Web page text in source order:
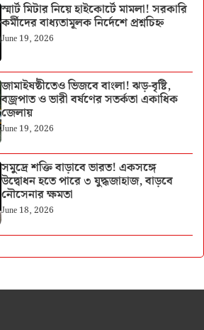
স্মার্ট মিটার নিয়ে হাইকোর্টে মামলা! সরকারি
কর্মীদের বাধ্যতামূলক নির্দেশে প্রশ্নচিহ্ন
June 19, 2026
জামাইষষ্ঠীতেও ভিজবে বাংলা! ঝড়-বৃষ্টি,
বজ্রপাত ও ভারী বর্ষণের সতর্কতা একাধিক
জেলায়
June 19, 2026
সমুদ্রে শক্তি বাড়াবে ভারত! একসঙ্গে
উদ্বোধন হতে পারে ৩ যুদ্ধজাহাজ, বাড়বে
নৌসেনার ক্ষমতা
June 18, 2026